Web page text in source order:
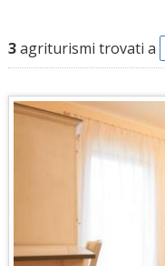
3agriturismi trovati a